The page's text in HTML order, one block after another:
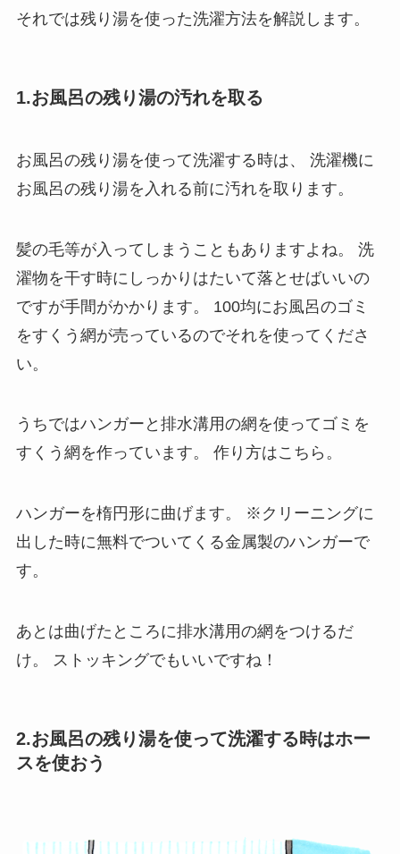
それでは残り湯を使った洗濯方法を解説します。
1.お風呂の残り湯の汚れを取る
お風呂の残り湯を使って洗濯する時は、
洗濯機に
お風呂の残り湯を入れる前に汚れを取ります。
髪の毛等が入ってしまうこともありますよね。
洗
濯物を干す時にしっかりはたいて落とせばいいの
ですが手間がかかります。
100均にお風呂のゴミ
をすくう網が売っているのでそれを使ってくださ
い。
うちではハンガーと排水溝用の網を使ってゴミを
すくう網を作っています。
作り方はこちら。
ハンガーを楕円形に曲げます。
※クリーニングに
出した時に無料でついてくる金属製のハンガーで
す。
あとは曲げたところに排水溝用の網をつけるだ
け。
ストッキングでもいいですね！
2.お風呂の残り湯を使って洗濯する時はホー
スを使おう